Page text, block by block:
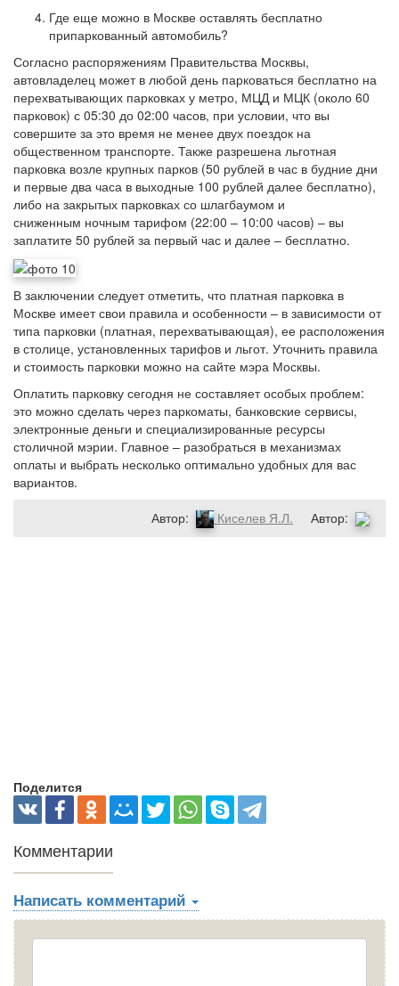
Где еще можно в Москве оставлять бесплатно
припаркованный автомобиль?
Согласно распоряжениям Правительства Москвы,
автовладелец может в любой день парковаться бесплатно на
перехватывающих парковках у метро, МЦД и МЦК (около 60
парковок) с 05:30 до 02:00 часов, при условии, что вы
совершите за это время не менее двух поездок на
общественном транспорте. Также разрешена льготная
парковка возле крупных парков (50 рублей в час в будние дни
и первые два часа в выходные 100 рублей далее бесплатно),
либо на закрытых парковках со шлагбаумом и
сниженным ночным тарифом (22:00 – 10:00 часов) – вы
заплатите 50 рублей за первый час и далее – бесплатно.
В заключении следует отметить, что платная парковка в
Москве имеет свои правила и особенности – в зависимости от
типа парковки (платная, перехватывающая), ее расположения
в столице, установленных тарифов и льгот. Уточнить правила
и стоимость парковки можно на сайте мэра Москвы.
Оплатить парковку сегодня не составляет особых проблем:
это можно сделать через паркоматы, банковские сервисы,
электронные деньги и специализированные ресурсы
столичной мэрии. Главное – разобраться в механизмах
оплаты и выбрать несколько оптимально удобных для вас
вариантов.
Автор:
Киселев Я.Л. Автор:
Поделится
Комментарии
Написать комментарий